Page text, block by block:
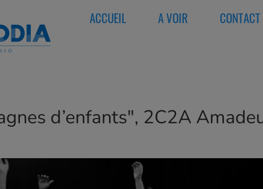
ACCUEIL A VOIR CONTACT
d’enfants", 2C2A